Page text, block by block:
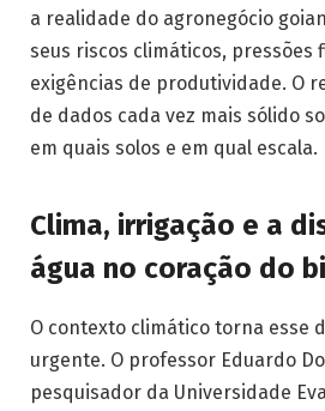
a realidade do agronegócio
seus riscos climáticos, pressões
exigências de produtividade. O
de dados cada vez mais sólido
em quais solos e em qual escala.
Clima, irrigação e a
água no coração do
O contexto climático torna esse
urgente. O professor Eduardo
pesquisador da Universidade